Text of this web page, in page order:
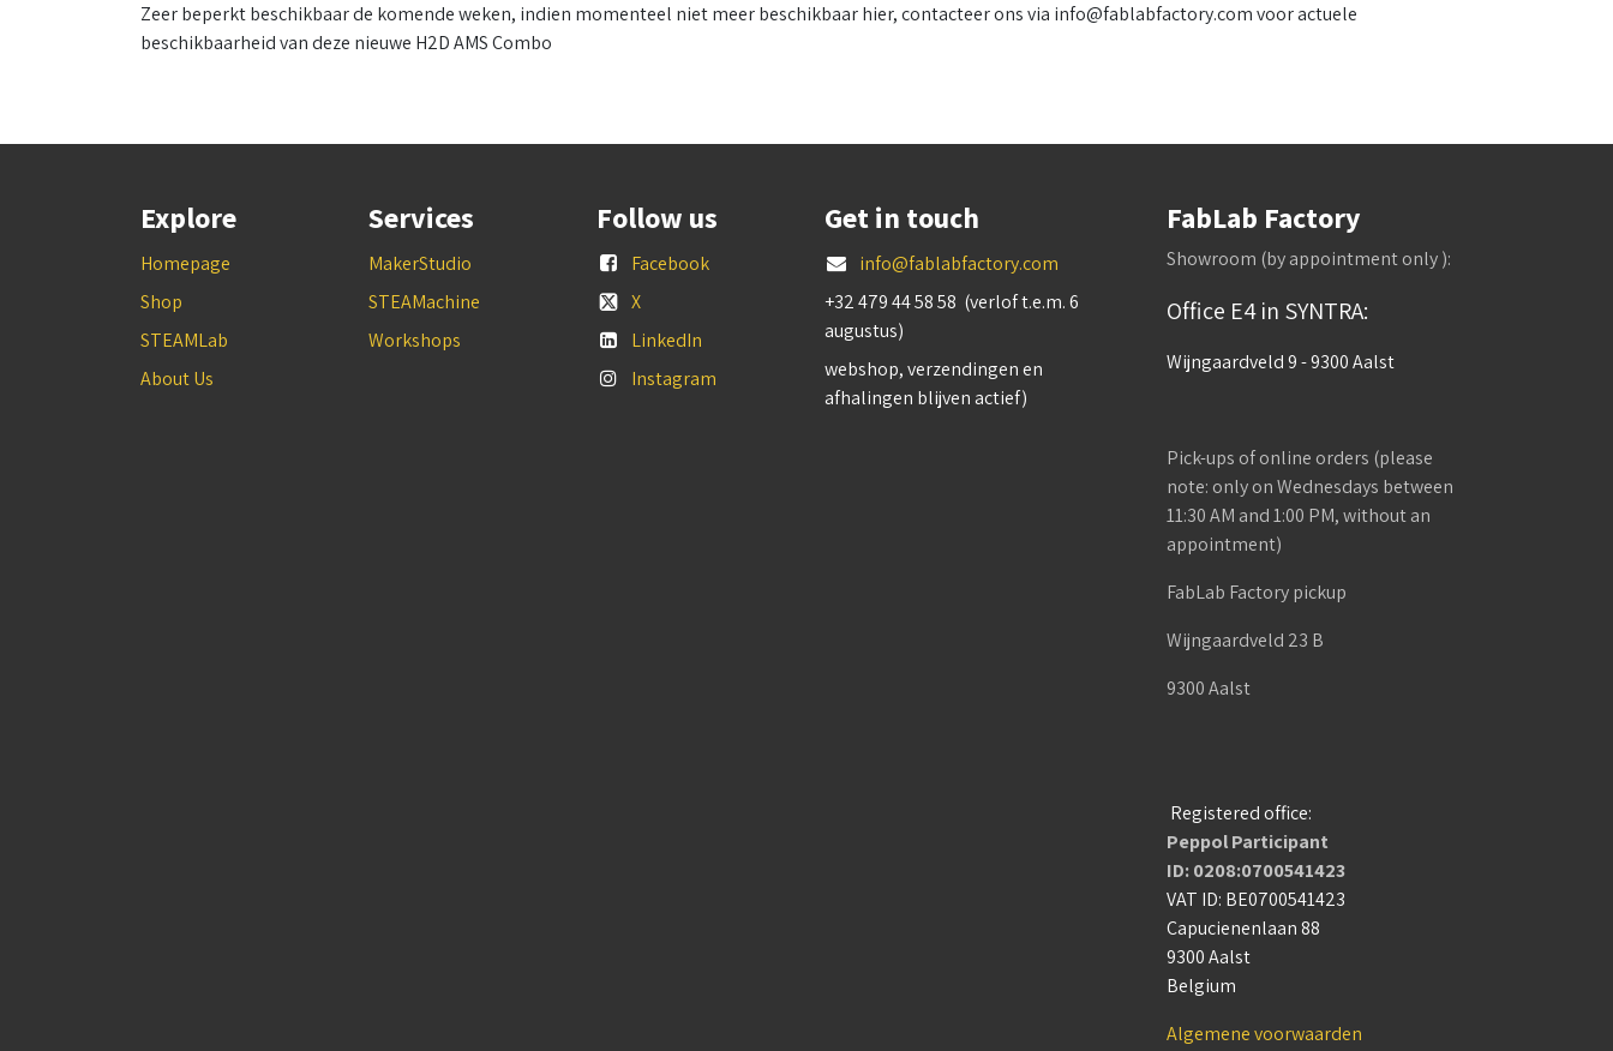
Zeer beperkt beschikbaar de komende weken, indien momenteel niet meer beschikbaar hier, contacteer ons via info@fablabfactory.com voor actuele
beschikbaarheid van deze nieuwe H2D AMS Combo
Explore
Homepage
Shop
STEAMLab
About Us
Services
MakerStudio
STEAMachine
Workshops
Follow us
Facebook
X
LinkedIn
Instagram
Get in touch
info@fablabfactory.com
+32 479 44 58 58 (verlof t.e.m. 6
augustus)
webshop, verzendingen en
afhalingen blijven actief)
FabLab Factory
Showroom (by appointment only ):
Office E4 in SYNTRA:
Wijngaardveld 9 - 9300 Aalst
Pick-ups of online orders (please
note: only on Wednesdays between
11:30 AM and 1:00 PM, without an
appointment)
FabLab Factory pickup
Wijngaardveld 23 B
9300 Aalst
Registered office:
Peppol Participant
ID: 0208:0700541423
VAT ID: BE0700541423
Capucienenlaan 88
9300 Aalst
Belgium
Algemene voorwaarden